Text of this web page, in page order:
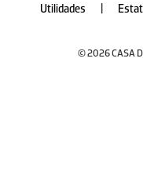
Utilidades
© 2026 CASA